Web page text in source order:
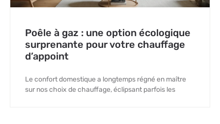
Poêle à gaz : une option écologique
surprenante pour votre chauffage
d’appoint
Le confort domestique a longtemps régné en maître
sur nos choix de chauffage, éclipsant parfois les